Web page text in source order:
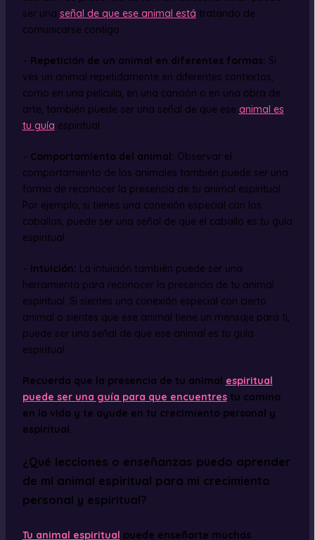
ser una señal de que ese animal está tratando de
comunicarse contigo.
– Repetición de un animal en diferentes formas: Si
ves un animal repetidamente en diferentes contextos,
como en una película, en una canción o en una obra de
arte, también puede ser una señal de que ese animal es
tu guía espiritual.
– Comportamiento del animal: Observar el
comportamiento de los animales también puede ser una
forma de reconocer la presencia de tu animal espiritual.
Por ejemplo, si tienes una conexión especial con los
caballos, puede ser una señal de que el caballo es tu guía
espiritual.
– Intuición: La intuición también puede ser una
herramienta para reconocer la presencia de tu animal
espiritual. Si sientes una conexión especial con cierto
animal o sientes que ese animal tiene un mensaje para ti,
puede ser una señal de que ese animal es tu guía
espiritual.
Recuerda que la presencia de tu animal espiritual
puede ser una guía para que encuentrestu camino
en la vida y te ayude en tu crecimiento personal y
espiritual.
¿Qué lecciones o enseñanzas puedo aprender
de mi animal espiritual para mi crecimiento
personal y espiritual?
Tu animal espiritual puede enseñarte muchas